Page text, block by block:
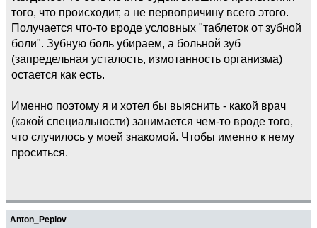
того, что происходит, а не первопричину всего этого.
Получается что-то вроде условных "таблеток от зубной
боли". Зубную боль убираем, а больной зуб
(запредельная усталость, измотанность организма)
остается как есть.
Именно поэтому я и хотел бы выяснить - какой врач
(какой специальности) занимается чем-то вроде того,
что случилось у моей знакомой. Чтобы именно к нему
проситься.
Anton_Peplov